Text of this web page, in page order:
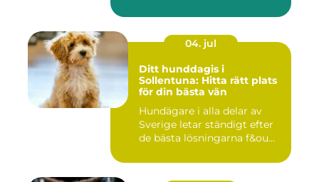
04. jul
Ditt hunddagis i
Sollentuna: Hitta rätt plats
för din bästa vän
Hundägare i alla delar av
Sverige letar ständigt efter
de bästa lösningarna f&ou...